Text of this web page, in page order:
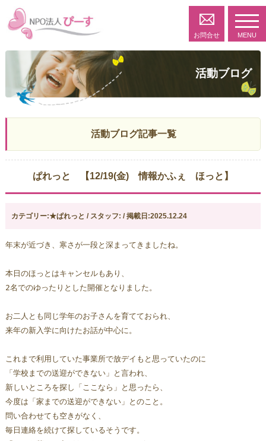
お問合せ MENU
活動ブログ
活動ブログ記事一覧
ぱれっと 【12/19(金) 情報かふぇ ほっと】
カテゴリー:★ぱれっと / スタッフ: / 掲載日:2025.12.24
年末が近づき、寒さが一段と深まってきましたね。
本日のほっとはキャンセルもあり、
2名でのゆったりとした開催となりました。
お二人とも同じ学年のお子さんを育てておられ、
来年の新入学に向けたお話が中心に。
これまで利用していた事業所で放デイもと思っていたのに
「学校までの送迎ができない」と言われ、
新しいところを探し「ここなら」と思ったら、
今度は「家までの送迎ができない」とのこと。
問い合わせても空きがなく、
毎日連絡を続けて探しているそうです。